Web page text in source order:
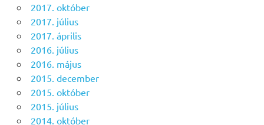
2017. október
2017. július
2017. április
2016. július
2016. május
2015. december
2015. október
2015. július
2014. október